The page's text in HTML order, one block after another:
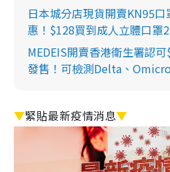
日本城分店現貨開賣KN95
惠！$128買到成人立體口罩
MEDEIS開賣香港衛生署認
發售！可檢測Delta、
▼緊貼最新疫情消息▼